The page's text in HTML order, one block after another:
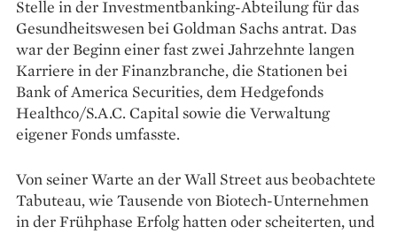
Stelle in der Investmentbanking-Abteilung für das
Gesundheitswesen bei Goldman Sachs antrat. Das
war der Beginn einer fast zwei Jahrzehnte langen
Karriere in der Finanzbranche, die Stationen bei
Bank of America Securities, dem Hedgefonds
Healthco/S.A.C. Capital sowie die Verwaltung
eigener Fonds umfasste.
Von seiner Warte an der Wall Street aus beobachtete
Tabuteau, wie Tausende von Biotech-Unternehmen
in der Frühphase Erfolg hatten oder scheiterten, und